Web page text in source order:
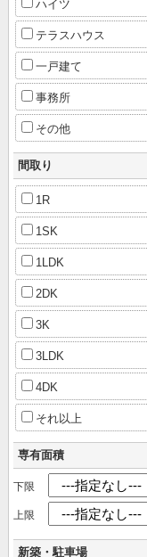
ハイツ
テラスハウス
一戸建て
事務所
その他
間取り
1R
1SK
1LDK
2DK
3K
3LDK
4DK
それ以上
専有面積
下限
上限
新築・駐車場